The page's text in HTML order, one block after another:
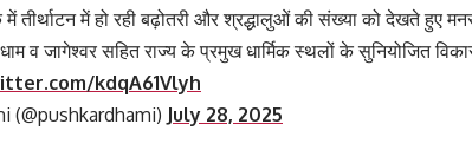
तीर्थाटन में हो रही बढ़ोतरी और श्रद्धालुओं की संख्या को देखते हुए
व जागेश्वर सहित राज्य के प्रमुख धार्मिक स्थलों के सुनियोजित
kdqA61Vlyh
(@pushkardhami) July 28, 2025